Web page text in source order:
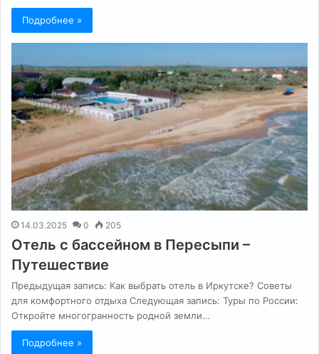
Подробнее »
14.03.2025 0 205
Отель с бассейном в Пересыпи –
Путешествие
Предыдущая запись: Как выбрать отель в Иркутске? Советы
для комфортного отдыха Следующая запись: Туры по России:
Откройте многогранность родной земли…
Подробнее »